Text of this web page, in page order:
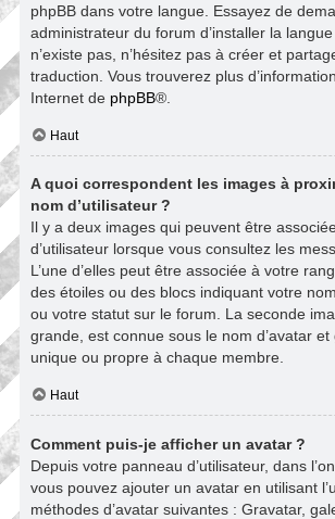
phpBB dans votre langue. Essayez de
administrateur du forum d’installer la
n’existe pas, n’hésitez pas à créer et
traduction. Vous trouverez plus
Internet de phpBB®.
Haut
A quoi correspondent les images à
nom d’utilisateur ?
Il y a deux images qui peuvent être
d’utilisateur lorsque vous consultez les
L’une d’elles peut être associée à votre
des étoiles ou des blocs indiquant votre
ou votre statut sur le forum. La seconde
grande, est connue sous le nom d’avatar
unique ou propre à chaque membre.
Haut
Comment puis-je afficher un avatar ?
Depuis votre panneau d’utilisateur, dans
vous pouvez ajouter un avatar en utilisant
méthodes d’avatar suivantes : Gravatar,